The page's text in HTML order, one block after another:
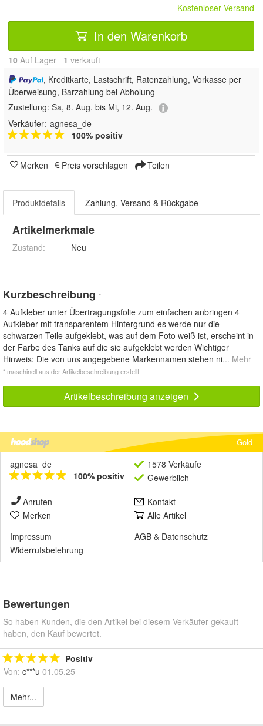
Kostenloser Versand
In den Warenkorb
10 Auf Lager 1 verkauft
, Kreditkarte, Lastschrift, Ratenzahlung, Vorkasse per
Überweisung, Barzahlung bei Abholung
Zustellung: Sa, 8. Aug. bis Mi, 12. Aug.
Verkäufer: agnesa_de
100% positiv
Merken Preis vorschlagen Teilen
Produktdetails Zahlung, Versand & Rückgabe
Artikelmerkmale
Zustand: Neu
Kurzbeschreibung *
4 Aufkleber unter Übertragungsfolie zum einfachen anbringen 4
Aufkleber mit transparentem Hintergrund es werde nur die
schwarzen Teile aufgeklebt, was auf dem Foto weiß ist, erscheint in
der Farbe des Tanks auf die sie aufgeklebt werden Wichtiger
Hinweis: Die von uns angegebene Markennamen stehen ni... Mehr
* maschinell aus der Artikelbeschreibung erstellt
Artikelbeschreibung anzeigen
Gold
agnesa_de
100% positiv
1578 Verkäufe
Gewerblich
Anrufen
Kontakt
Merken
Alle Artikel
Impressum
AGB & Datenschutz
Widerrufsbelehrung
Bewertungen
So haben Kunden, die den Artikel bei diesem Verkäufer gekauft
haben, den Kauf bewertet.
Positiv
Von: c***u 01.05.25
Mehr...